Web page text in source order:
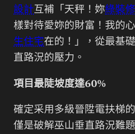
設計互補「天秤！妳綠裝
樣對待愛妳的財富！我的
生住宅在的！」，從最基
直路況的壓力。
項目最陡坡度達60%
確定采用多級晉陞電扶梯
僅是破解巫山垂直路況難